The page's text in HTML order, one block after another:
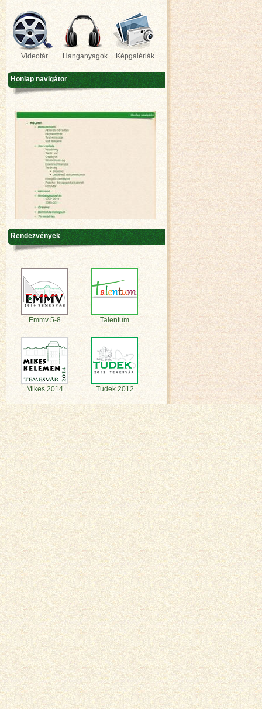
Videotár Hanganyagok Képgalériák
Honlap navigátor
Rendezvények
Emmv 5-8 Talentum
Mikes 2014 Tudek 2012